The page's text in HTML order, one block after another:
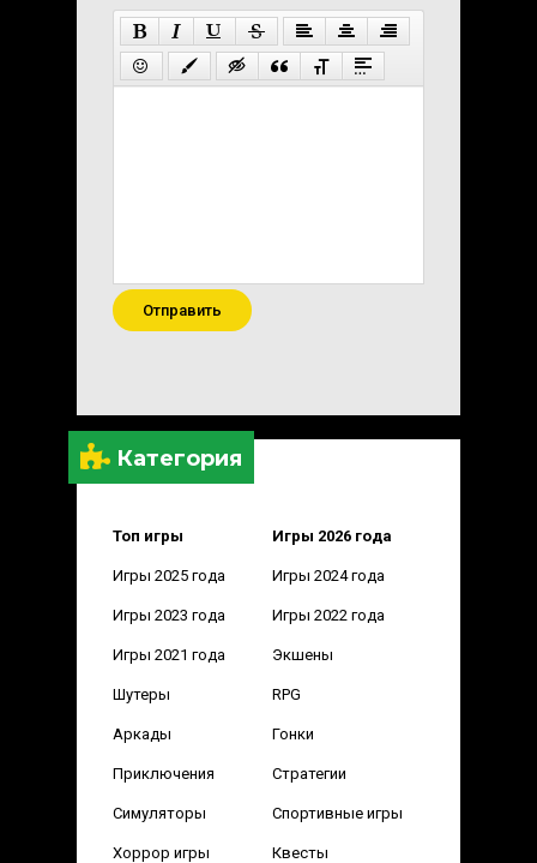
Категория
Топ игры Игры 2026 года
Игры 2025 года Игры 2024 года
Игры 2023 года Игры 2022 года
Игры 2021 года Экшены
Шутеры RPG
Аркады Гонки
Приключения Стратегии
Симуляторы Спортивные игры
Хоррор игры Квесты
Отправить